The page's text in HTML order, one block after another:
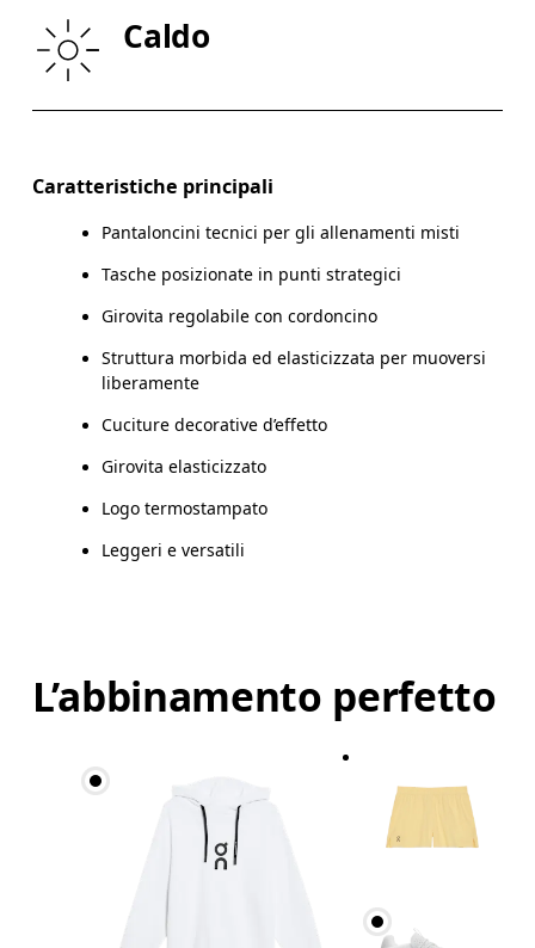
GIRO COSCIA 53
Come prendere le misure
Girovita
Caldo
Caratteristiche principali
Pantaloncini tecnici per gli allenamenti misti
Tasche posizionate in punti strategici
Girovita regolabile con cordoncino
Struttura morbida ed elasticizzata per muoversi
liberamente
Cuciture decorative d’effetto
Girovita elasticizzato
Logo termostampato
Leggeri e versatili
L’abbinamento perfetto